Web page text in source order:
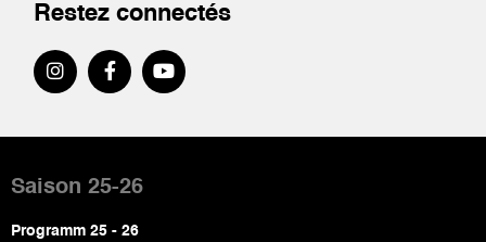
Restez connectés
de
page
Saison 25-26
Programm 25 - 26